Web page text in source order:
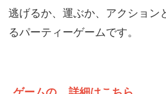
逃げるか、運ぶか、アクション
るパーティーゲームです。